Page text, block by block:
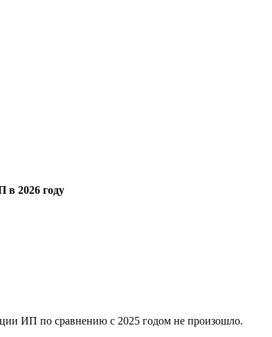
в 2026 году
ИП по сравнению с 2025 годом не произошло.